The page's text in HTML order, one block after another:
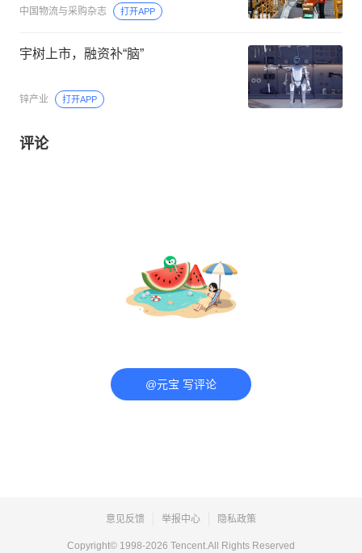
中国物流与采购杂志 打开APP
宇树上市，融资补“脑”
锌产业 打开APP
评论
@元宝 写评论
意见反馈 举报中心 隐私政策
Copyright© 1998-2026 Tencent.All Rights Reserved